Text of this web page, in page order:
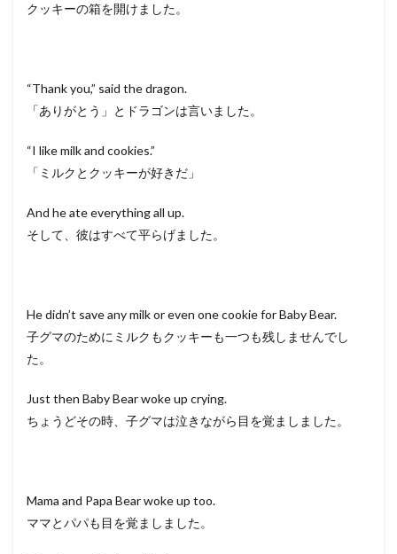
クッキーの箱を開けました。
“Thank you,” said the dragon.
「ありがとう」とドラゴンは言いました。
“I like milk and cookies.”
「ミルクとクッキーが好きだ」
And he ate everything all up.
そして、彼はすべて平らげました。
He didn’t save any milk or even one cookie for Baby Bear.
子グマのためにミルクもクッキーも一つも残しませんでし
た。
Just then Baby Bear woke up crying.
ちょうどその時、子グマは泣きながら目を覚ましました。
Mama and Papa Bear woke up too.
ママとパパも目を覚ましました。